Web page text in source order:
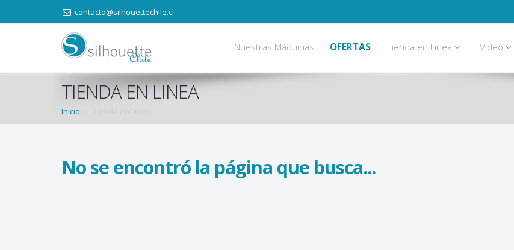
contacto@silhouettechile.cl
Nuestras Máquinas OFERTAS Tienda en Linea Video
TIENDA EN LINEA
Inicio
No se encontró la página que busca...